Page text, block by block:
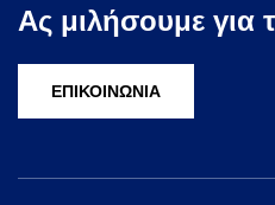
Ας μιλήσουμε για
ΕΠΙΚΟΙΝΩΝΙΑ